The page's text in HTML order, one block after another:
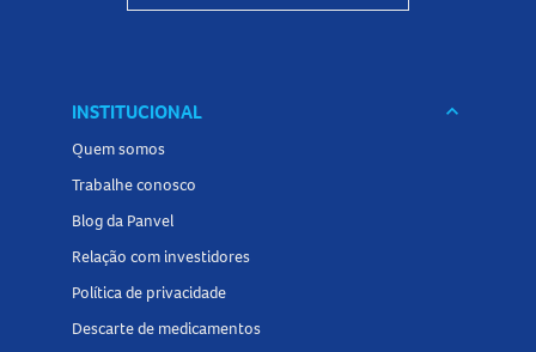
INSTITUCIONAL keyboard_arrow_down
Quem somos
Trabalhe conosco
Blog da Panvel
Relação com investidores
Política de privacidade
Descarte de medicamentos